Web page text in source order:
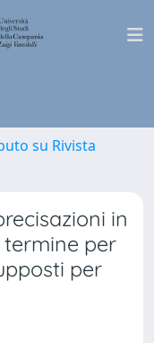
su Rivista
in
per
per